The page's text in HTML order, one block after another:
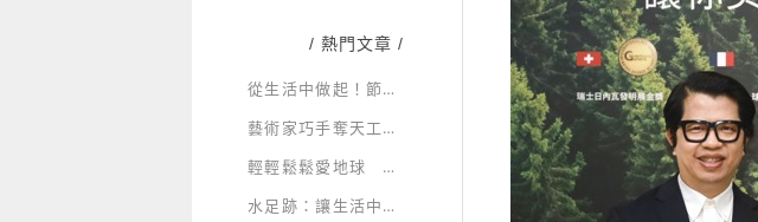
/ 熱門文章 /
從生活中做起！節約用水，省水大作戰！
藝術家巧手奪天工 環保藝術展新貌
輕輕鬆鬆愛地球 一起走入綠生活
水足跡：讓生活中耗用的水資源無所遁形